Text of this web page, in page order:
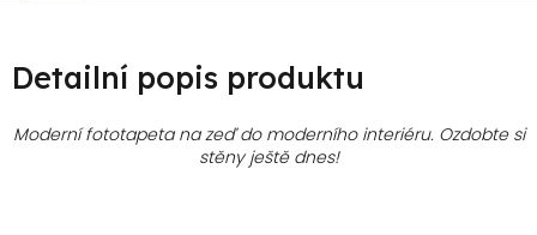
Detailní popis produktu
Moderní fototapeta na zeď do moderního interiéru. Ozdobte si
stěny ještě dnes!